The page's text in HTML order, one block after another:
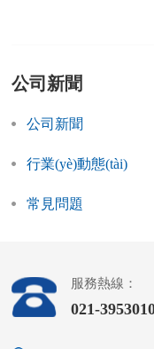
公司新聞
公司新聞
行業(yè)動態(tài)
常見問題
服務熱線：
021-